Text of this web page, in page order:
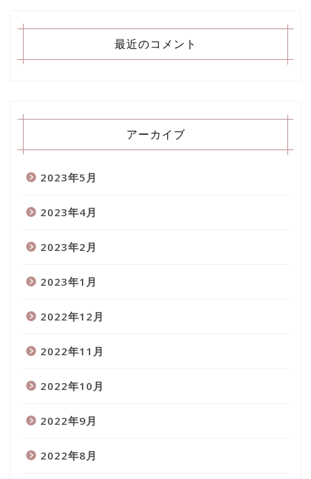
最近のコメント
アーカイブ
2023年5月
2023年4月
2023年2月
2023年1月
2022年12月
2022年11月
2022年10月
2022年9月
2022年8月